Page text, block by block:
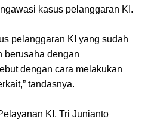
kasus pelanggaran KI.
pelanggaran KI yang sudah
berusaha dengan
dengan cara melakukan
tandasnya.
KI, Tri Junianto